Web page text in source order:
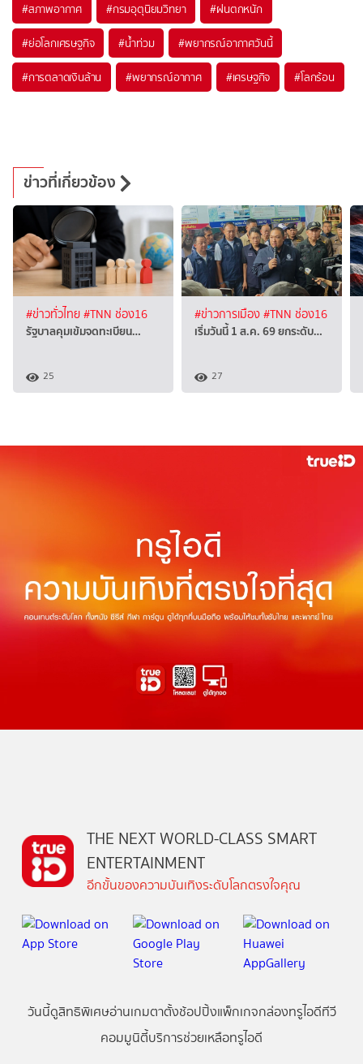
#สภาพอากาศ #กรมอุตุนิยมวิทยา #ฝนตกหนัก
#ย่อโลกเศรษฐกิจ #น้ำท่วม #พยากรณ์อากาศวันนี้
#การตลาดเงินล้าน #พยากรณ์อากาศ #เศรษฐกิจ #โลกร้อน
ข่าวที่เกี่ยวข้อง
#ข่าวทั่วไทย#TNN ช่อง16
รัฐบาลคุมเข้มจดทะเบียน…
25
#ข่าวการเมือง#TNN ช่อง16
เริ่มวันนี้ 1 ส.ค. 69 ยกระดับ…
27
THE NEXT WORLD-CLASS SMART
ENTERTAINMENT
อีกขั้นของความบันเทิงระดับโลกตรงใจคุณ
วันนี้ดูสิทธิพิเศษอ่านเกมตาตั้งช้อปปิ้งแพ็กเกจกล่องทรูไอดีทีวี
คอมมูนิตี้บริการช่วยเหลือทรูไอดี